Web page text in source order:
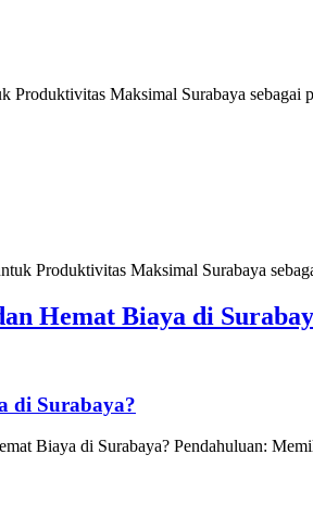
Maksimal Surabaya sebagai
Produktivitas Maksimal Surabaya
Hemat Biaya di
di Surabaya?
Biaya di Surabaya? Pendahuluan: